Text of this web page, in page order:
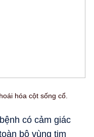
hóa cột sống cổ.
có cảm giác
bộ vùng tim